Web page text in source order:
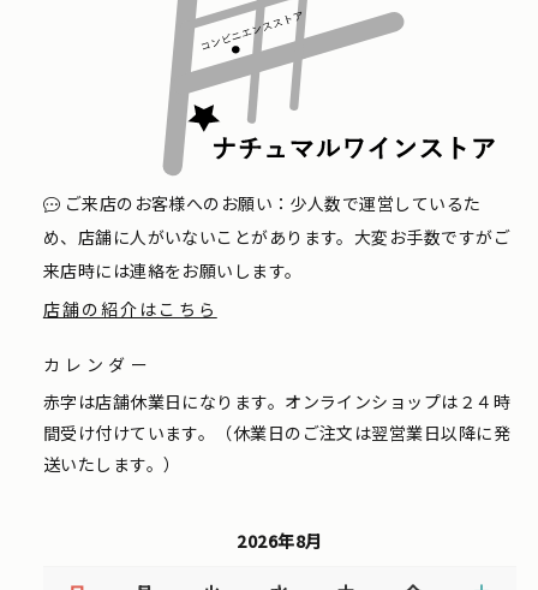
ご来店のお客様へのお願い：少人数で運営しているた
め、店舗に人がいないことがあります。大変お手数ですがご
来店時には連絡をお願いします。
店舗の紹介はこちら
カレンダー
赤字は店舗休業日になります。オンラインショップは２４時
間受け付けています。（休業日のご注文は翌営業日以降に発
送いたします。）
2026年8月